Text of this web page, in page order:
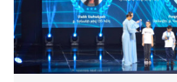
Բուլղարիա, Գերմանիա,
Էստոնիա, Իռլանդիա,
Իտալիա, Լատվիա,